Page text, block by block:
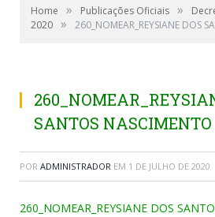
Home » Publicações Oficiais »
2020 » 260_NOMEAR_REYSIANE DOS
SANTOS NASCIMENTO
POR ADMINISTRADOR EM 1 DE JULHO DE 2020
260_NOMEAR_REYSIANE DOS